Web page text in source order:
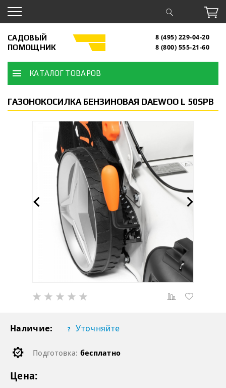
САДОВЫЙ
ПОМОЩНИК
8 (495) 229-04-20
8 (800) 555-21-60
КАТАЛОГ ТОВАРОВ
ГАЗОНОКОСИЛКА БЕНЗИНОВАЯ DAEWOO L 50SPB
Наличие: Уточняйте
Подготовка: бесплатно
Цена: